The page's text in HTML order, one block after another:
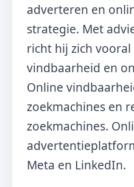
adverteren en
strategie. Met
richt hij zich
vindbaarheid en
Online
zoekmachines en
zoekmachines.
Meta en LinkedIn.